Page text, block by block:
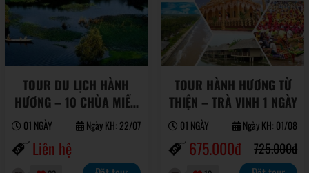
TOUR DU LỊCH HÀNH
HƯƠNG – 10 CHÙA MIỀN
TÂY
01 NGÀY Ngày KH: 22/07
Liên hệ
TOUR HÀNH HƯƠNG TỪ
THIỆN – TRÀ VINH 1 NGÀY
01 NGÀY Ngày KH: 01/08
675.000đ 725.000đ